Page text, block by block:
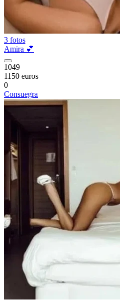
3 fotos
Amira 💕
1049
1150 euros
0
Consuegra